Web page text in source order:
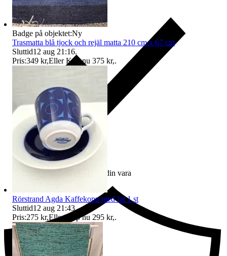
Ersättning om du inte får din vara
Badge på objektet:Ny
Trasmatta blå tjock och rejäl matta 210 cm x 67 cm
Sluttid12 aug 21:16.
Pris:349 kr,Eller Köp nu 375 kr,.
Rörstrand Agda Kaffekopp med fat 1 st
Sluttid12 aug 21:43.
Pris:275 kr,Eller Köp nu 295 kr,.